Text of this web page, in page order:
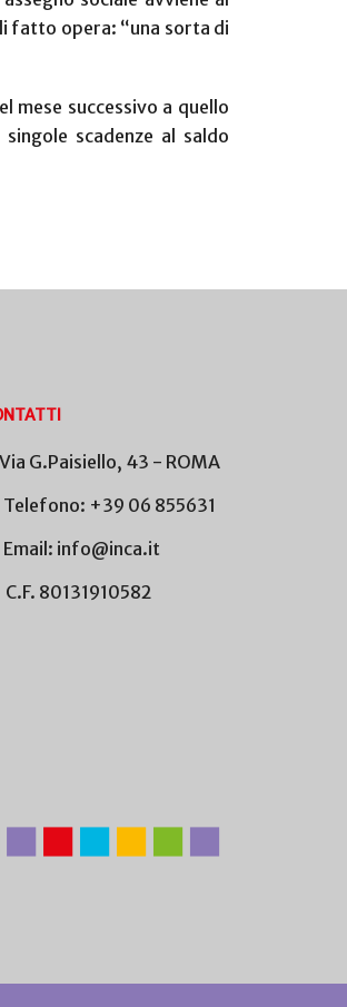
fatto opera: “una sorta di
mese successivo a quello
scadenze al saldo
Via G.Paisiello, 43 - ROMA
Telefono: +39 06 855631
Email: info@inca.it
C.F. 80131910582